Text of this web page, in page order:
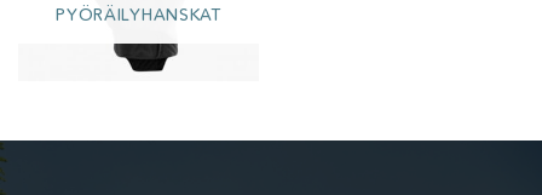
PYÖRÄILYHANSKAT